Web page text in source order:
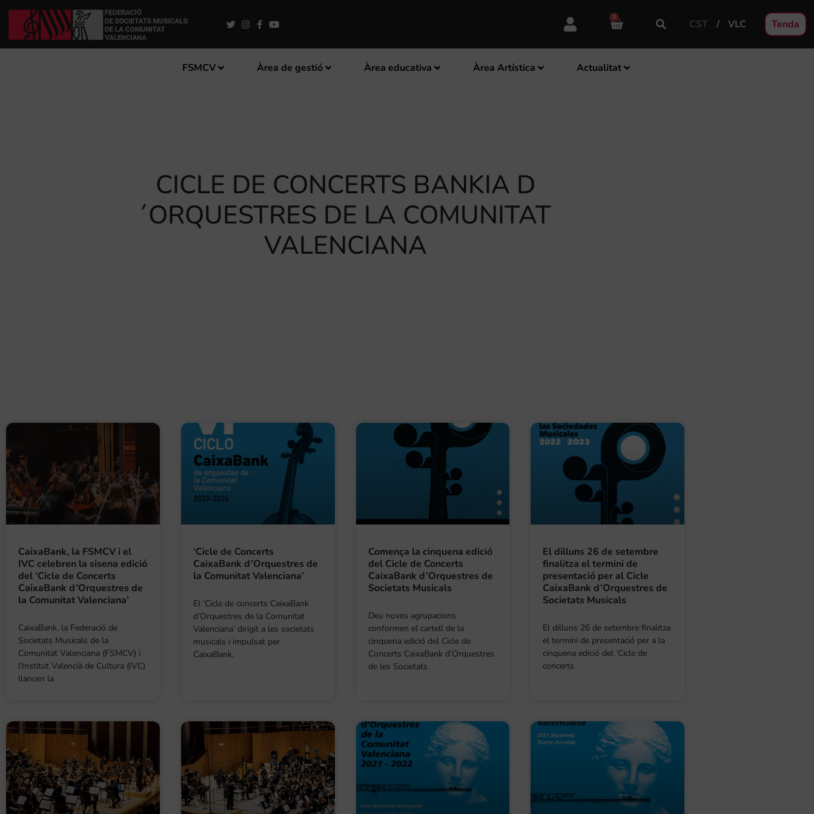
0
CST VLC Tenda
FSMCV Àrea de gestió Àrea educativa Àrea Artística Actualitat
CICLE DE CONCERTS BANKIA D
´ORQUESTRES DE LA COMUNITAT
VALENCIANA
CaixaBank, la FSMCV i el
IVC celebren la sisena edició
del ‘Cicle de Concerts
CaixaBank d’Orquestres de
la Comunitat Valenciana’
CaixaBank, la Federació de
Societats Musicals de la
Comunitat Valenciana (FSMCV) i
l’Institut Valencià de Cultura (IVC)
llancen la
‘Cicle de Concerts
CaixaBank d’Orquestres de
la Comunitat Valenciana’
El ‘Cicle de concerts CaixaBank
d’Orquestres de la Comunitat
Valenciana’ dirigit a les societats
musicals i impulsat per
CaixaBank,
Comença la cinquena edició
del Cicle de Concerts
CaixaBank d’Orquestres de
Societats Musicals
Deu noves agrupacions
conformen el cartell de la
cinquena edició del Cicle de
Concerts CaixaBank d’Orquestres
de les Societats
El dilluns 26 de setembre
finalitza el termini de
presentació per al Cicle
CaixaBank d’Orquestres de
Societats Musicals
El dilluns 26 de setembre finalitza
el termini de presentació per a la
cinquena edició del ‘Cicle de
concerts